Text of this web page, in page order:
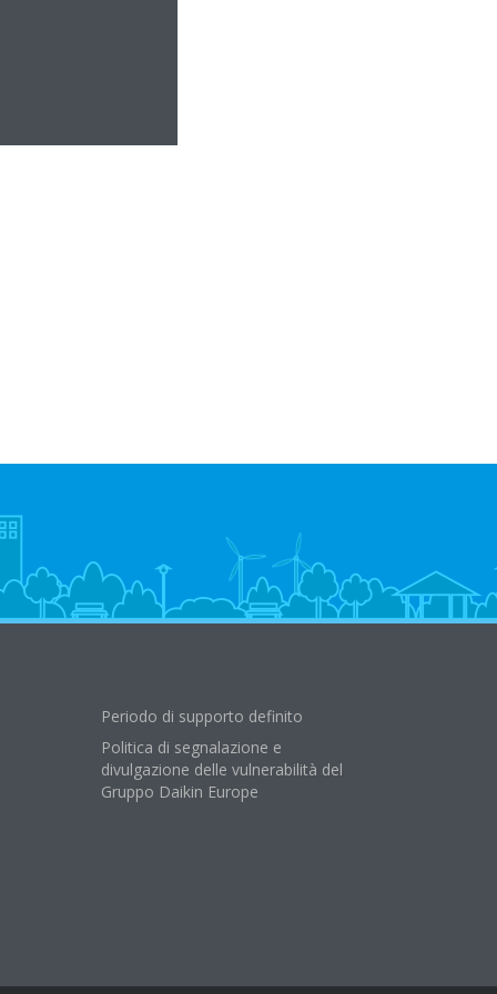
Periodo di supporto definito
Politica di segnalazione e
divulgazione delle vulnerabilità del
Gruppo Daikin Europe